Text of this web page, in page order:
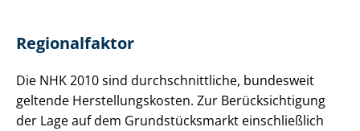
Regionalfaktor
Die NHK 2010 sind durch­schnitt­li­che, bundesweit
geltende Her­stel­lungs­kos­ten. Zur Be­rück­sich­ti­gung
der Lage auf dem Grund­stücks­markt einschließlich